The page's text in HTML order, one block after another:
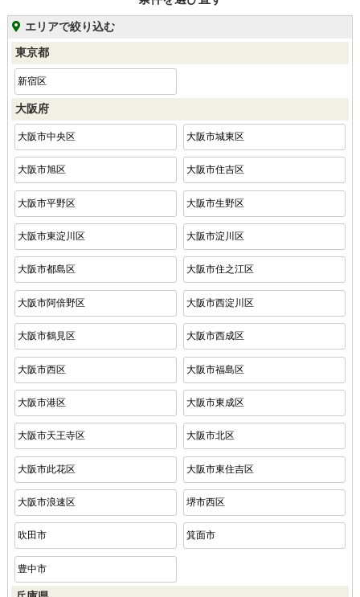
エリアで絞り込む
東京都
新宿区
大阪府
大阪市中央区 大阪市城東区
大阪市旭区 大阪市住吉区
大阪市平野区 大阪市生野区
大阪市東淀川区 大阪市淀川区
大阪市都島区 大阪市住之江区
大阪市阿倍野区 大阪市西淀川区
大阪市鶴見区 大阪市西成区
大阪市西区 大阪市福島区
大阪市港区 大阪市東成区
大阪市天王寺区 大阪市北区
大阪市此花区 大阪市東住吉区
大阪市浪速区 堺市西区
吹田市 箕面市
豊中市